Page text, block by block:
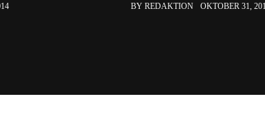
BY REDAKTION OKTOBER 31,